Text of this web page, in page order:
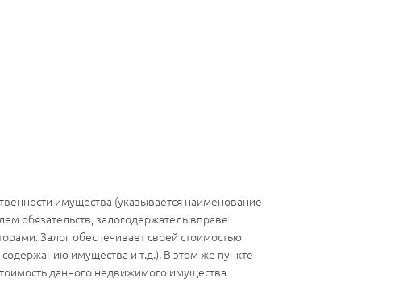
имущества (указывается наименование
обязательств, залогодержатель вправе
Залог обеспечивает своей стоимостью
имущества и т.д.). В этом же пункте
данного недвижимого имущества